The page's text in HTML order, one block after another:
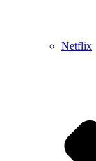
Netflix